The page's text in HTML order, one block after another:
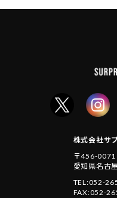
株式会社サ
〒456-0071
愛知県名古
TEL:052-
FAX:052-